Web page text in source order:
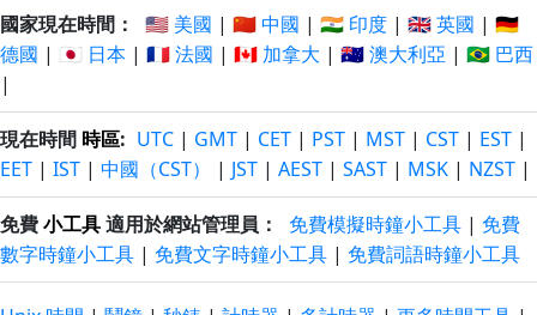
國家現在時間： 🇺🇸 美國 | 🇨🇳 中國 | 🇮🇳 印度 | 🇬🇧 英國 | 🇩🇪
德國 | 🇯🇵 日本 | 🇫🇷 法國 | 🇨🇦 加拿大 | 🇦🇺 澳大利亞 | 🇧🇷 巴西
|
現在時間 時區: UTC | GMT | CET | PST | MST | CST | EST |
EET | IST | 中國（CST） | JST | AEST | SAST | MSK | NZST |
免費小工具適用於網站管理員： 免費模擬時鐘小工具 | 免費
數字時鐘小工具 | 免費文字時鐘小工具 | 免費詞語時鐘小工具